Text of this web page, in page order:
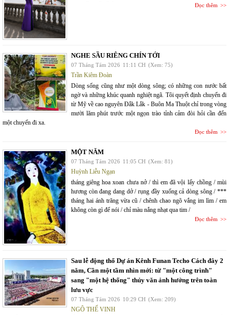
Đọc thêm
NGHE SẦU RIÊNG CHÍN TỚI
07 Tháng Tám 2026 11:11 CH (Xem: 75)
Trần Kiêm Đoàn
Dòng sống cũng như một dòng sông; có những con nước bất
ngờ và những khúc quanh nghiệt ngã. Tôi quyết định chuyến đi
từ Mỹ về cao nguyên Đắk Lắk - Buôn Ma Thuột chỉ trong vòng
mười lăm phút trước một ngọn trào tỉnh cảm đòi hỏi cần đến
một chuyến đi xa.
Đọc thêm
MỘT NĂM
07 Tháng Tám 2026 11:05 CH (Xem: 81)
Huỳnh Liễu Ngạn
tháng giêng hoa xoan chưa nở / thì em đã vội lấy chồng / mùi
hương còn đang dang dở / rụng đầy xuống cả dòng sông / ***
tháng hai ánh trăng vừa cũ / chênh chao ngõ vắng im lìm / em
không còn gì để nói / chỉ màu nắng nhạt qua tim /
Đọc thêm
Sau lễ động thổ Dự án Kênh Funan Techo Cách đây 2
năm, Cần một tầm nhìn mới: từ "một công trình"
sang "một hệ thống" thủy văn ảnh hưởng trên toàn
lưu vực
07 Tháng Tám 2026 10:29 CH (Xem: 209)
NGÔ THẾ VINH